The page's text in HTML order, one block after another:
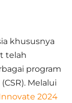
khususnya
telah
program
Melalui
2024